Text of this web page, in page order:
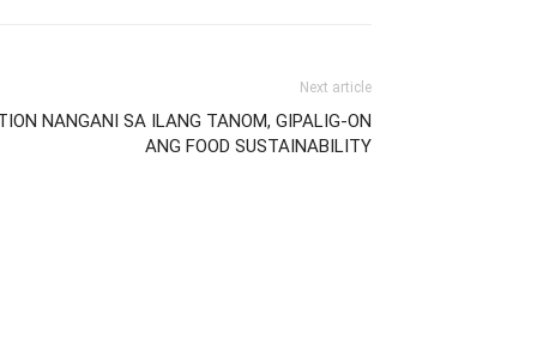
Next article
NANGANI SA ILANG TANOM, GIPALIG-ON
ANG FOOD SUSTAINABILITY